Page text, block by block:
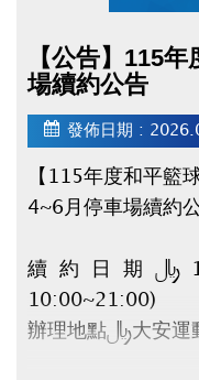
【公告】115
場續約公告
發佈日期 :
【115年度和平籃
4~6月停車場續約
續約日期：
10:00~21:00)
辦理地點：大安運